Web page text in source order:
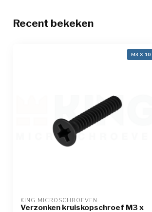
Recent bekeken
M3 X 10
KING MICROSCHROEVEN
Verzonken kruiskopschroef M3 x